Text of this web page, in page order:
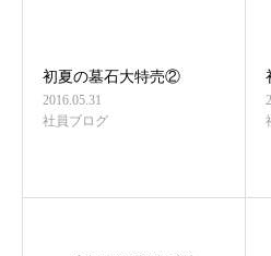
初夏の墓石大特売②
2016.05.31
社員ブログ